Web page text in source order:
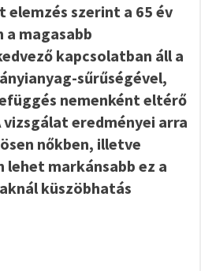
szerint a 65 év
magasabb
kapcsolatban áll a
sűrűségével,
nemenként eltérő
eredményei arra
nőkben, illetve
markánsabb ez a
küszöbhatás